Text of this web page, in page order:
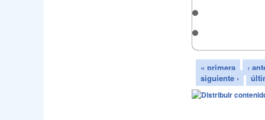
« primera
‹
siguiente ›